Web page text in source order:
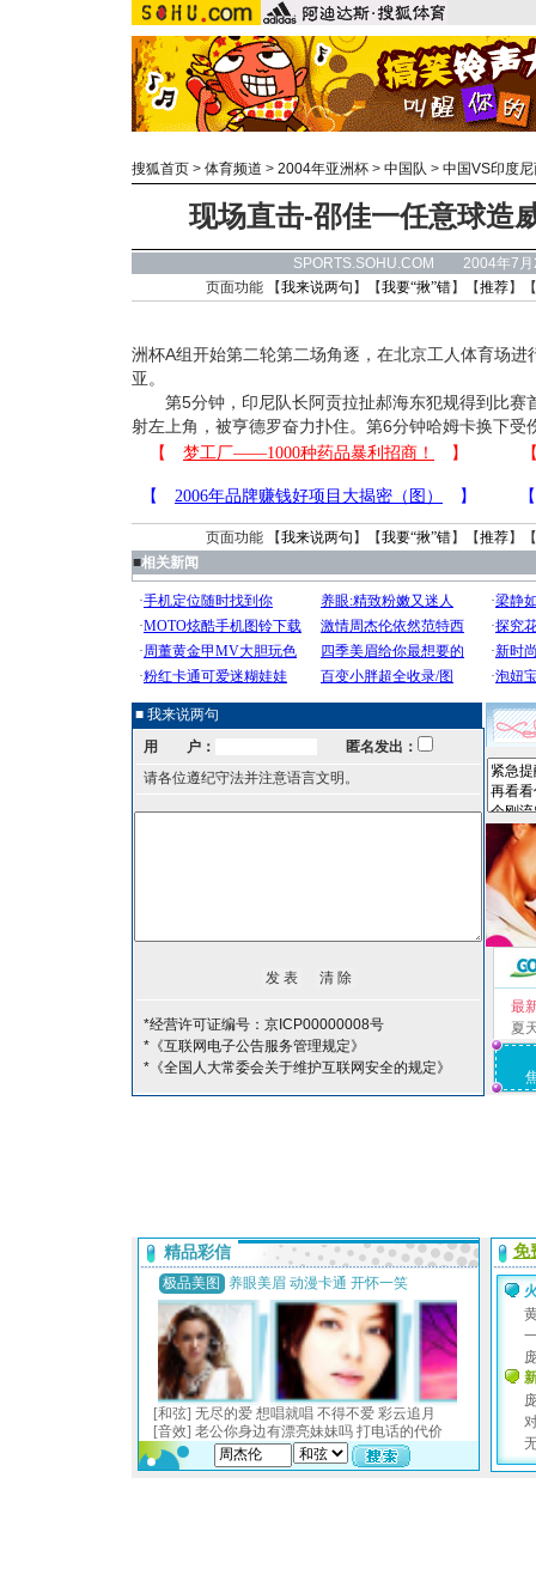
搜狐首页 > 体育频道 > 2004年亚洲杯 > 中国队 > 中国VS印度
现场直击-邵佳一任意球造
SPORTS.SOHU.COM 2004年7
页面功能 【我来说两句 】【我要“揪”错】【推荐】
洲杯A组开始第二轮第二场角逐，在北京工人体育场
亚。
第5分钟，印尼队长阿贡拉扯郝海东犯规得到比赛
射左上角，被亨德罗奋力扑住。第6分钟哈姆卡换下受
页面功能 【我来说两句 】【我要“揪”错】【推荐】
■相关新闻
■ 我来说两句
用 户：
匿名发出：
请各位遵纪守法并注意语言文明。
*经营许可证编号：京ICP00000008号
*《互联网电子公告服务管理规定》
*《全国人大常委会关于维护互联网安全的规定》
最
夏